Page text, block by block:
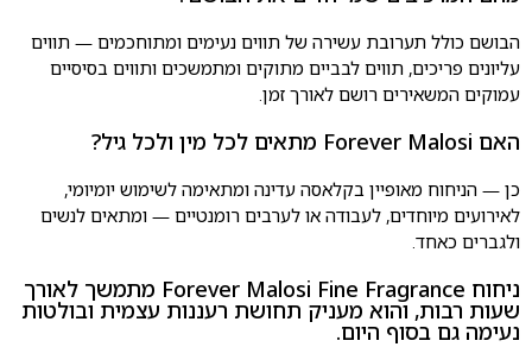
הבושם כולל תערובת עשירה של תווים נעימים ומתוחכמים — תווים
עליונים פריכים, תווים לבביים מתוקים ומתמשכים ותווים בסיסיים
עמוקים המשאירים רושם לאורך זמן.
האם Forever Malosi מתאים לכל מין ולכל גיל?
כן — הניחוח מאופיין בקלאסה עדינה ומתאימה לשימוש יומיומי,
לאירועים מיוחדים, לעבודה או לערבים רומנטיים — ומתאים לנשים
ולגברים כאחד.
ניחוח Forever Malosi Fine Fragrance מתמשך לאורך
שעות רבות, והוא מעניק תחושת רעננות עצמית ובולטות
נעימה גם בסוף היום.